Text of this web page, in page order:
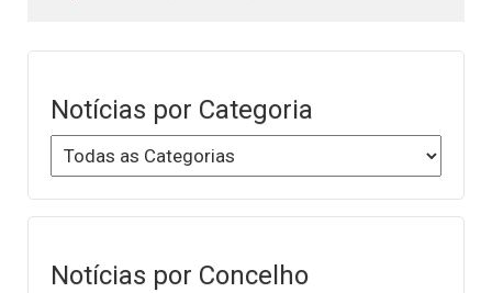
Notícias por Categoria
Notícias por Concelho